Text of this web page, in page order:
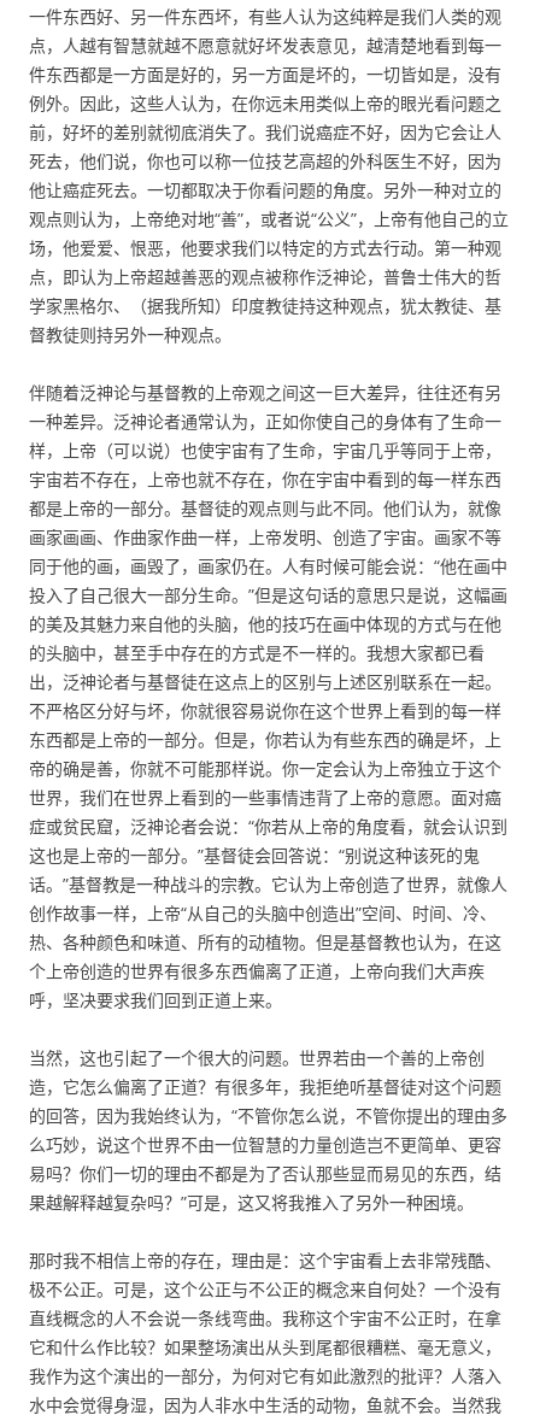
一件东西好、另一件东西坏，有些人认为这纯粹是我们人类的观
点，人越有智慧就越不愿意就好坏发表意见，越清楚地看到每一
件东西都是一方面是好的，另一方面是坏的，一切皆如是，没有
例外。因此，这些人认为，在你远未用类似上帝的眼光看问题之
前，好坏的差别就彻底消失了。我们说癌症不好，因为它会让人
死去，他们说，你也可以称一位技艺高超的外科医生不好，因为
他让癌症死去。一切都取决于你看问题的角度。另外一种对立的
观点则认为，上帝绝对地“善”，或者说“公义”，上帝有他自己的立
场，他爱爱、恨恶，他要求我们以特定的方式去行动。第一种观
点，即认为上帝超越善恶的观点被称作泛神论，普鲁士伟大的哲
学家黑格尔、（据我所知）印度教徒持这种观点，犹太教徒、基
督教徒则持另外一种观点。
伴随着泛神论与基督教的上帝观之间这一巨大差异，往往还有另
一种差异。泛神论者通常认为，正如你使自己的身体有了生命一
样，上帝（可以说）也使宇宙有了生命，宇宙几乎等同于上帝，
宇宙若不存在，上帝也就不存在，你在宇宙中看到的每一样东西
都是上帝的一部分。基督徒的观点则与此不同。他们认为，就像
画家画画、作曲家作曲一样，上帝发明、创造了宇宙。画家不等
同于他的画，画毁了，画家仍在。人有时候可能会说：“他在画中
投入了自己很大一部分生命。”但是这句话的意思只是说，这幅画
的美及其魅力来自他的头脑，他的技巧在画中体现的方式与在他
的头脑中，甚至手中存在的方式是不一样的。我想大家都已看
出，泛神论者与基督徒在这点上的区别与上述区别联系在一起。
不严格区分好与坏，你就很容易说你在这个世界上看到的每一样
东西都是上帝的一部分。但是，你若认为有些东西的确是坏，上
帝的确是善，你就不可能那样说。你一定会认为上帝独立于这个
世界，我们在世界上看到的一些事情违背了上帝的意愿。面对癌
症或贫民窟，泛神论者会说：“你若从上帝的角度看，就会认识到
这也是上帝的一部分。”基督徒会回答说：“别说这种该死的鬼
话。”基督教是一种战斗的宗教。它认为上帝创造了世界，就像人
创作故事一样，上帝“从自己的头脑中创造出”空间、时间、冷、
热、各种颜色和味道、所有的动植物。但是基督教也认为，在这
个上帝创造的世界有很多东西偏离了正道，上帝向我们大声疾
呼，坚决要求我们回到正道上来。
当然，这也引起了一个很大的问题。世界若由一个善的上帝创
造，它怎么偏离了正道？有很多年，我拒绝听基督徒对这个问题
的回答，因为我始终认为，“不管你怎么说，不管你提出的理由多
么巧妙，说这个世界不由一位智慧的力量创造岂不更简单、更容
易吗？你们一切的理由不都是为了否认那些显而易见的东西，结
果越解释越复杂吗？”可是，这又将我推入了另外一种困境。
那时我不相信上帝的存在，理由是：这个宇宙看上去非常残酷、
极不公正。可是，这个公正与不公正的概念来自何处？一个没有
直线概念的人不会说一条线弯曲。我称这个宇宙不公正时，在拿
它和什么作比较？如果整场演出从头到尾都很糟糕、毫无意义，
我作为这个演出的一部分，为何对它有如此激烈的批评？人落入
水中会觉得身湿，因为人非水中生活的动物，鱼就不会。当然我